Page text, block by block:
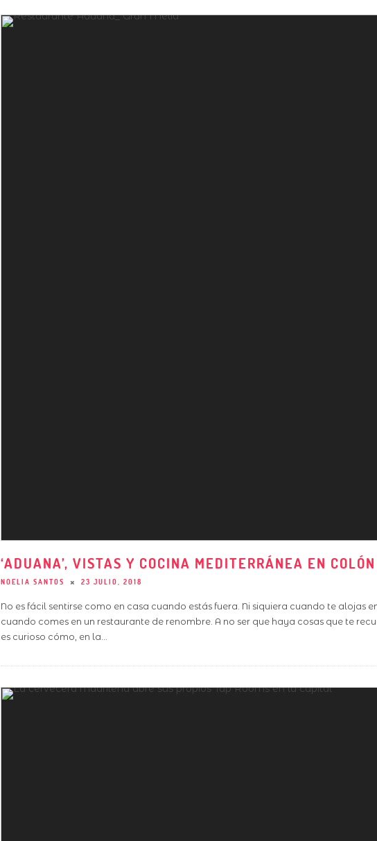
‘ADUANA’, VISTAS Y COCINA MEDITERRÁNEA EN COLÓN
NOELIA SANTOS 23 JULIO, 2018
No es fácil sentirse como en casa cuando estás fuera. Ni siquiera cuando te alojas
cuando comes en un restaurante de renombre. A no ser que haya cosas que te
es curioso cómo, en la...